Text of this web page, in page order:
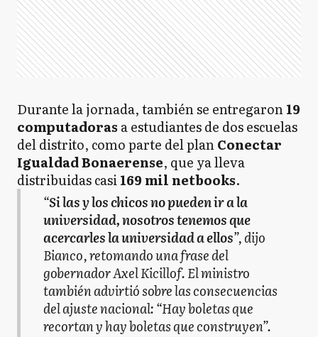
Durante la jornada, también se entregaron19
computadoras a estudiantes de dos escuelas
del distrito, como parte del planConectar
Igualdad Bonaerense, que ya lleva
distribuidas casi169 mil netbooks.
“Si las y los chicos no pueden ir a la
universidad, nosotros tenemos que
acercarles la universidad a ellos”, dijo
Bianco, retomando una frase del
gobernador Axel Kicillof. El ministro
también advirtió sobre las consecuencias
del ajuste nacional: “Hay boletas que
recortan y hay boletas que construyen”.